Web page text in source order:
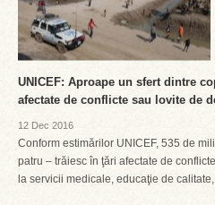
UNICEF: Aproape un sfert dintre
afectate de conflicte sau lovite de
12 Dec 2016
Conform estimărilor UNICEF, 535 de
patru – trăiesc în ţări afectate de
la servicii medicale, educaţie de